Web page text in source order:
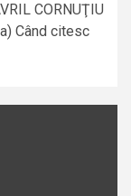
CORNUŢIU
Când citesc